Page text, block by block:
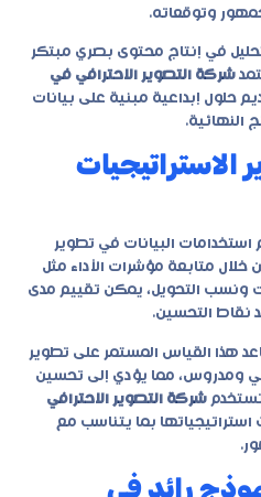
وتوقعاته.
في إنتاج محتوى بصري مبتكر
شركة التصوير الاحترافي في
حلول إبداعية مبنية على بيانات
النهائية.
الاستراتيجيات
استخدامات البيانات في تطوير
خلال متابعة مؤشرات الأداء مثل
ونسب التحويل، يمكن تقييم مدى
نقاط التحسين.
هذا القياس المستمر على تطوير
ومدروس، مما يؤدي إلى تحسين
شركة التصوير الاحترافي
استراتيجياتها بما يتناسب مع
رائد في